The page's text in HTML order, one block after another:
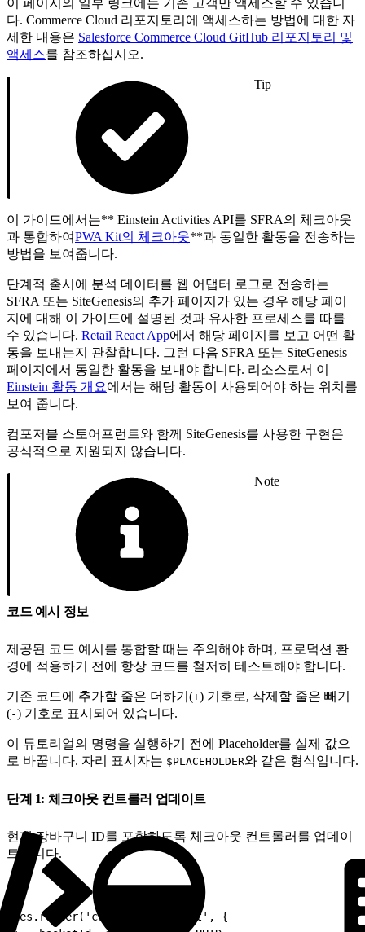
다. Commerce Cloud 리포지토리에 액세스하는 방법에 대한 자
세한 내용은 Salesforce Commerce Cloud GitHub 리포지토리 및
액세스를 참조하십시오.
Tip
이 가이드에서는** Einstein Activities API를 SFRA의 체크아웃
과 통합하여PWA Kit의 체크아웃**과 동일한 활동을 전송하는
방법을 보여줍니다.
단계적 출시에 분석 데이터를 웹 어댑터 로그로 전송하는
SFRA 또는 SiteGenesis의 추가 페이지가 있는 경우 해당 페이
지에 대해 이 가이드에 설명된 것과 유사한 프로세스를 따를
수 있습니다. Retail React App에서 해당 페이지를 보고 어떤 활
동을 보내는지 관찰합니다. 그런 다음 SFRA 또는 SiteGenesis
페이지에서 동일한 활동을 보내야 합니다. 리소스로서 이
Einstein 활동 개요에서는 해당 활동이 사용되어야 하는 위치를
보여 줍니다.
컴포저블 스토어프런트와 함께 SiteGenesis를 사용한 구현은
공식적으로 지원되지 않습니다.
Note
코드 예시 정보
제공된 코드 예시를 통합할 때는 주의해야 하며, 프로덕션 환
경에 적용하기 전에 항상 코드를 철저히 테스트해야 합니다.
기존 코드에 추가할 줄은 더하기(+) 기호로, 삭제할 줄은 빼기
(-) 기호로 표시되어 있습니다.
이 튜토리얼의 명령을 실행하기 전에 Placeholder를 실제 값으
로 바꿉니다. 자리 표시자는 $PLACEHOLDER와 같은 형식입니다.
단계 1: 체크아웃 컨트롤러 업데이트
현재 장바구니 ID를 포함하도록 체크아웃 컨트롤러를 업데이
트합니다.
res.render('checkout/checkout', {